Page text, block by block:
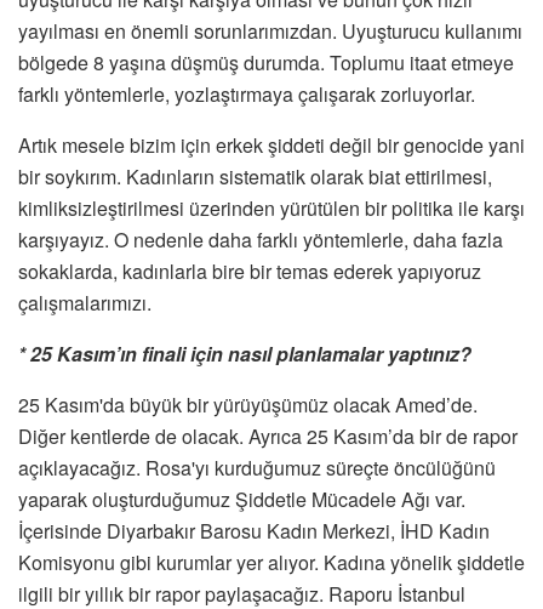
yayılması en önemli sorunlarımızdan. Uyuşturucu kullanımı
bölgede 8 yaşına düşmüş durumda. Toplumu itaat etmeye
farklı yöntemlerle, yozlaştırmaya çalışarak zorluyorlar.
Artık mesele bizim için erkek şiddeti değil bir genocide yani
bir soykırım. Kadınların sistematik olarak biat ettirilmesi,
kimliksizleştirilmesi üzerinden yürütülen bir politika ile karşı
karşıyayız. O nedenle daha farklı yöntemlerle, daha fazla
sokaklarda, kadınlarla bire bir temas ederek yapıyoruz
çalışmalarımızı.
* 25 Kasım’ın finali için nasıl planlamalar yaptınız?
25 Kasım'da büyük bir yürüyüşümüz olacak Amed’de.
Diğer kentlerde de olacak. Ayrıca 25 Kasım’da bir de rapor
açıklayacağız. Rosa'yı kurduğumuz süreçte öncülüğünü
yaparak oluşturduğumuz Şiddetle Mücadele Ağı var.
İçerisinde Diyarbakır Barosu Kadın Merkezi, İHD Kadın
Komisyonu gibi kurumlar yer alıyor. Kadına yönelik şiddetle
ilgili bir yıllık bir rapor paylaşacağız. Raporu İstanbul